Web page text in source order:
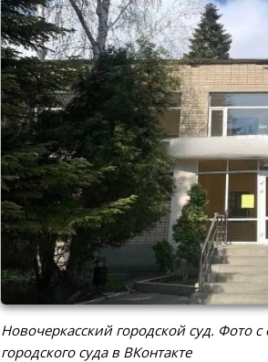
Новочеркасский городской суд. Фото
городского суда в ВКонтакте